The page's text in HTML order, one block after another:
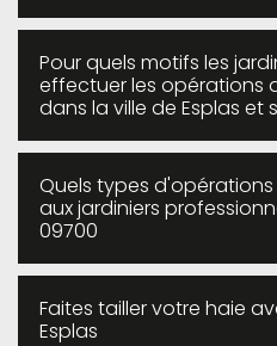
Pour quels motifs les
effectuer les opérations
dans la ville de Esplas et
Quels types
aux jardiniers
09700
Faites tailler votre haie
Esplas